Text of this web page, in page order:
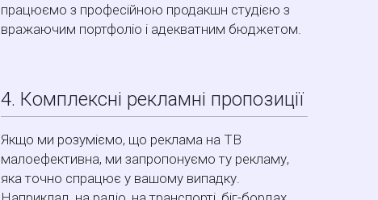
працюємо з професійною продакшн студією з
вражаючим портфоліо і адекватним бюджетом.
4. Комплексні рекламні пропозиції
Якщо ми розуміємо, що реклама на ТВ
малоефективна, ми запропонуємо ту рекламу,
яка точно спрацює у вашому випадку.